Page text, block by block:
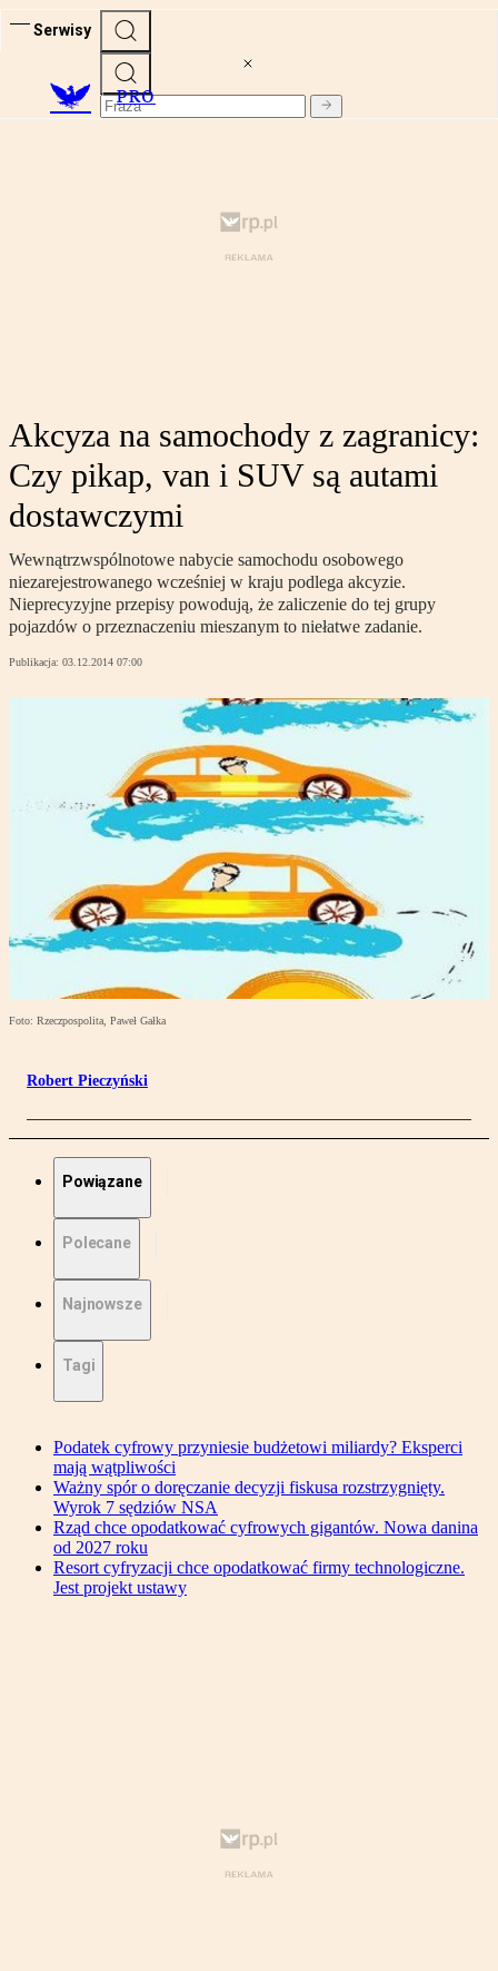
Serwisy
PRO
Akcyza na samochody z zagranicy:
Czy pikap, van i SUV są autami
dostawczymi
Wewnątrzwspólnotowe nabycie samochodu osobowego
niezarejestrowanego wcześniej w kraju podlega akcyzie.
Nieprecyzyjne przepisy powodują, że zaliczenie do tej grupy
pojazdów o przeznaczeniu mieszanym to niełatwe zadanie.
Publikacja: 03.12.2014 07:00
Foto: Rzeczpospolita, Paweł Gałka
Robert Pieczyński
Powiązane
Polecane
Najnowsze
Tagi
Podatek cyfrowy przyniesie budżetowi miliardy? Eksperci
mają wątpliwości
Ważny spór o doręczanie decyzji fiskusa rozstrzygnięty.
Wyrok 7 sędziów NSA
Rząd chce opodatkować cyfrowych gigantów. Nowa danina
od 2027 roku
Resort cyfryzacji chce opodatkować firmy technologiczne.
Jest projekt ustawy